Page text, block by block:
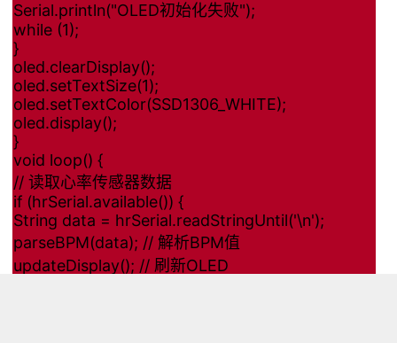
Serial.println("OLED初始化失败");
while (1);
}
oled.clearDisplay();
oled.setTextSize(1);
oled.setTextColor(SSD1306_WHITE);
oled.display();
}
void loop() {
// 读取心率传感器数据
if (hrSerial.available()) {
String data = hrSerial.readStringUntil('\n');
parseBPM(data); // 解析BPM值
updateDisplay(); // 刷新OLED